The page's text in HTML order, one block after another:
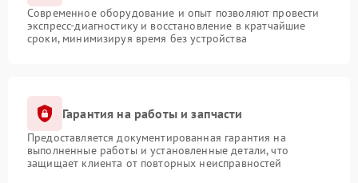
Современное оборудование и опыт позволяют провести
экспресс-диагностику и восстановление в кратчайшие
сроки, минимизируя время без устройства
Гарантия на работы и запчасти
Предоставляется документированная гарантия на
выполненные работы и установленные детали, что
защищает клиента от повторных неисправностей